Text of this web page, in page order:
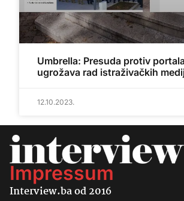
Umbrella: Presuda protiv
ugrožava rad istraživačkih
12.10.2023.
Impressum
Interview.ba od 2016